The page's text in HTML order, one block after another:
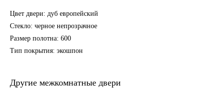
Цвет двери: дуб европейский
Стекло: черное непрозрачное
Размер полотна: 600
Тип покрытия: экошпон
Другие межкомнатные двери